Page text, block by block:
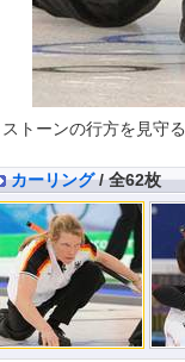
ストーンの行方を見守
カーリング/ 全62枚